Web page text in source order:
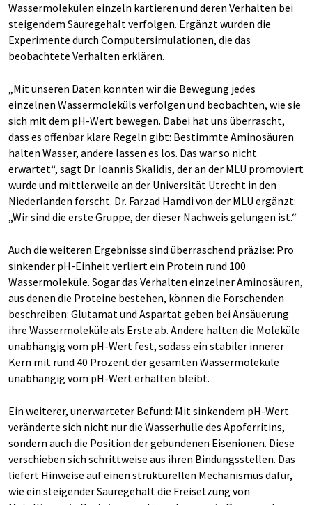
Wassermolekülen einzeln kartieren und deren Verhalten bei
steigendem Säuregehalt verfolgen. Ergänzt wurden die
Experimente durch Computersimulationen, die das
beobachtete Verhalten erklären.
„Mit unseren Daten konnten wir die Bewegung jedes
einzelnen Wassermoleküls verfolgen und beobachten, wie sie
sich mit dem pH-Wert bewegen. Dabei hat uns überrascht,
dass es offenbar klare Regeln gibt: Bestimmte Aminosäuren
halten Wasser, andere lassen es los. Das war so nicht
erwartet“, sagt Dr. Ioannis Skalidis, der an der MLU promoviert
wurde und mittlerweile an der Universität Utrecht in den
Niederlanden forscht. Dr. Farzad Hamdi von der MLU ergänzt:
„Wir sind die erste Gruppe, der dieser Nachweis gelungen ist.“
Auch die weiteren Ergebnisse sind überraschend präzise: Pro
sinkender pH-Einheit verliert ein Protein rund 100
Wassermoleküle. Sogar das Verhalten einzelner Aminosäuren,
aus denen die Proteine bestehen, können die Forschenden
beschreiben: Glutamat und Aspartat geben bei Ansäuerung
ihre Wassermoleküle als Erste ab. Andere halten die Moleküle
unabhängig vom pH-Wert fest, sodass ein stabiler innerer
Kern mit rund 40 Prozent der gesamten Wassermoleküle
unabhängig vom pH-Wert erhalten bleibt.
Ein weiterer, unerwarteter Befund: Mit sinkendem pH-Wert
veränderte sich nicht nur die Wasserhülle des Apoferritins,
sondern auch die Position der gebundenen Eisenionen. Diese
verschieben sich schrittweise aus ihren Bindungsstellen. Das
liefert Hinweise auf einen strukturellen Mechanismus dafür,
wie ein steigender Säuregehalt die Freisetzung von